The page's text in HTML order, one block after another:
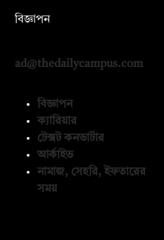
বিজ্ঞাপন
ad@thedailycampus.com
বিজ্ঞাপন
ক্যারিয়ার
টেক্সট কনভার্টার
আর্কাইভ
নামাজ, সেহরি, ইফতারের
সময়